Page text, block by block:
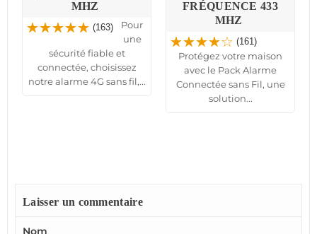
MHZ
(163)
Pour
une
sécurité fiable et
connectée, choisissez
notre alarme 4G sans fil,...
FRÉQUENCE 433
MHZ
(161)
Protégez votre maison
avec le Pack Alarme
Connectée sans Fil, une
solution...
Laisser un commentaire
Nom